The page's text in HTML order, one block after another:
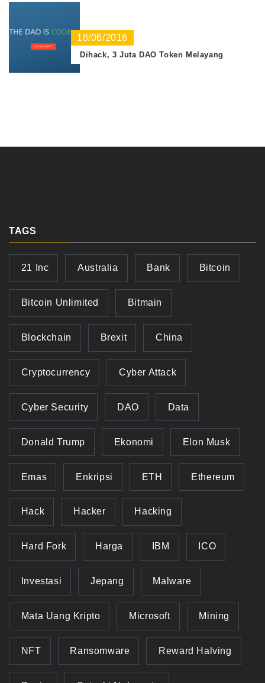
18/06/2016
Dihack, 3 Juta DAO Token Melayang
TAGS
21 Inc Australia Bank Bitcoin
Bitcoin Unlimited Bitmain
Blockchain Brexit China
Cryptocurrency Cyber Attack
Cyber Security DAO Data
Donald Trump Ekonomi Elon Musk
Emas Enkripsi ETH Ethereum
Hack Hacker Hacking
Hard Fork Harga IBM ICO
Investasi Jepang Malware
Mata Uang Kripto Microsoft Mining
NFT Ransomware Reward Halving